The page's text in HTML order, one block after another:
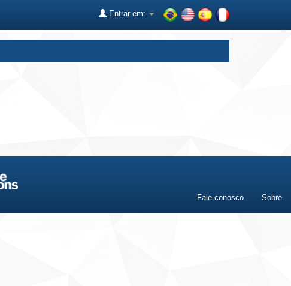
Entrar em:
Fale conosco Sobre